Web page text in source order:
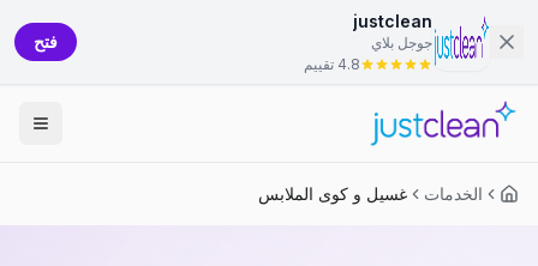
justclean
جوجل بلاي
4.8 تقييم
فتح
الخدمات غسيل و كوى الملابس